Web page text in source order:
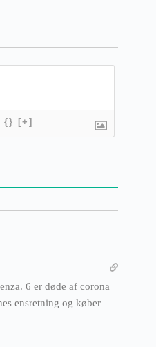
{} [+]
6 er døde af corona
ensretning og køber